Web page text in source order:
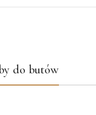
do butów